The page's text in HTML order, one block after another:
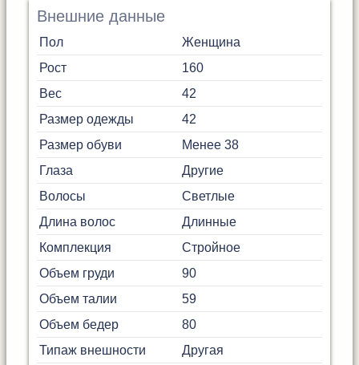
Внешние данные
Пол
Женщина
Рост
160
Вес
42
Размер одежды
42
Размер обуви
Менее 38
Глаза
Другие
Волосы
Светлые
Длина волос
Длинные
Комплекция
Стройное
Объем груди
90
Объем талии
59
Объем бедер
80
Типаж внешности
Другая